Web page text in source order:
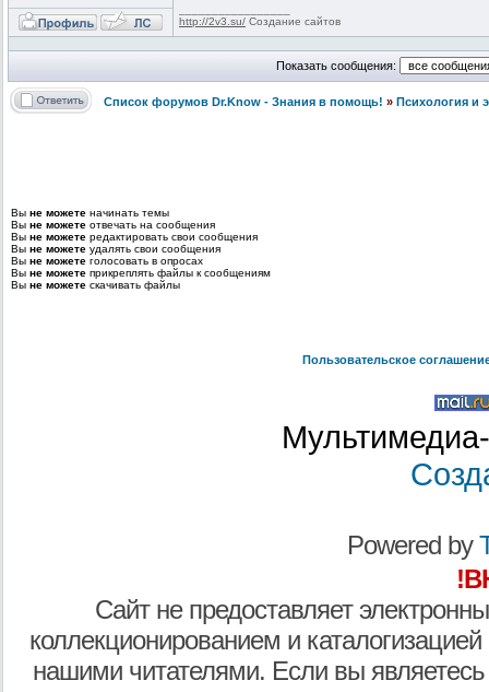
http://2v3.su/ Создание сайтов
Показать сообщения:
Список форумов Dr.Know - Знания в помощь! » Психология и
Вы не можете начинать темы
Вы не можете отвечать на сообщения
Вы не можете редактировать свои сообщения
Вы не можете удалять свои сообщения
Вы не можете голосовать в опросах
Вы не можете прикреплять файлы к сообщениям
Вы не можете скачивать файлы
Пользовательское
Powered by
Сайт не предоставляет
коллекционированием и
нашими читателями. Если вы являетесь